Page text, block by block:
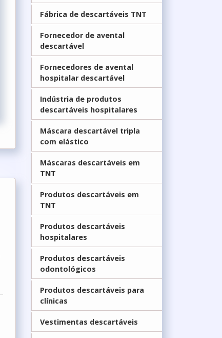
Fábrica de descartáveis TNT
Fornecedor de avental
descartável
Fornecedores de avental
hospitalar descartável
Indústria de produtos
descartáveis hospitalares
Máscara descartável tripla
com elástico
Máscaras descartáveis em
TNT
Produtos descartáveis em
TNT
Produtos descartáveis
hospitalares
Produtos descartáveis
odontológicos
Produtos descartáveis para
clínicas
Vestimentas descartáveis